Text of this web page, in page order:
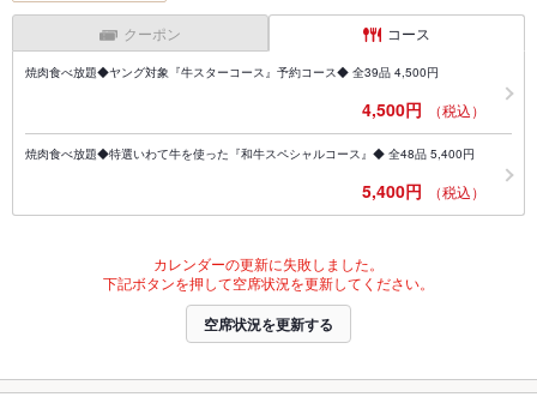
クーポン コース
焼肉食べ放題◆ヤング対象『牛スターコース』予約コース◆ 全39品 4,500円
4,500円 （税込）
焼肉食べ放題◆特選いわて牛を使った『和牛スペシャルコース』◆ 全48品 5,400円
5,400円 （税込）
カレンダーの更新に失敗しました。
下記ボタンを押して空席状況を更新してください。
空席状況を更新する